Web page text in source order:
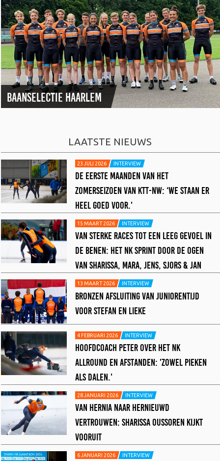
BAANSELECTIE HAARLEM
LAATSTE NIEUWS
23 JULI 2026 INTERVIEW
DE EERSTE MAANDEN VAN HET
ZOMERSEIZOEN VAN KTT-NW: ‘WE STAAN ER
HEEL GOED VOOR.'
15 MAART 2026 INTERVIEW
VAN STERKE RACES TOT EEN LEEG GEVOEL IN
DE BENEN: HET NK SPRINT DOOR DE OGEN
VAN SHARISSA, MARA, JENS, SJORS & JAN
13 MAART 2026 INTERVIEW
BRONZEN AFSLUITING VAN JUNIORENTIJD
VOOR STEFAN EN LIEKE
4 FEBRUARI 2026 INTERVIEW
HOOFDCOACH PETER OVER HET NK
ALLROUND EN AFSTANDEN: 'ZOWEL PIEKEN
ALS DALEN.'
28 JANUARI 2026 INTERVIEW
VAN HERNIA NAAR HERNIEUWD
VERTROUWEN: SHARISSA OUSSOREN KIJKT
VOORUIT
6 JANUARI 2026 INTERVIEW